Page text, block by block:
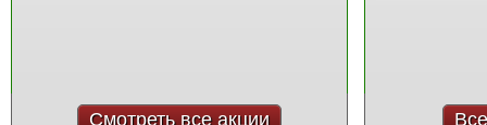
Смотреть все акции